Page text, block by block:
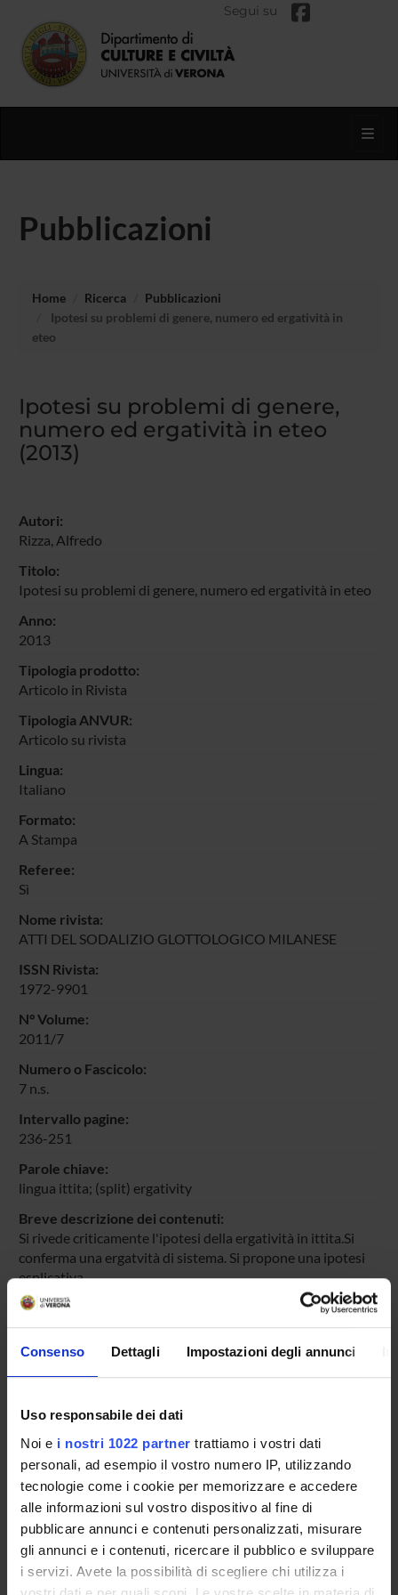
Consenso Dettagli Impostazioni degli annunci
Uso responsabile dei dati
Noi e i nostri 1022 partner trattiamo i vostri dati
personali, ad esempio il vostro numero IP, utilizzando
tecnologie come i cookie per memorizzare e accedere
alle informazioni sul vostro dispositivo al fine di
pubblicare annunci e contenuti personalizzati, misurare
gli annunci e i contenuti, ricercare il pubblico e sviluppare
i servizi. Avete la possibilità di scegliere chi utilizza i
Segui su
Pubblicazioni
Home Ricerca
Pubblicazioni
Ipotesi su problemi di genere, numero ed ergatività in
eteo
Ipotesi su problemi di genere,
numero ed ergatività in eteo
(2013)
Autori:
Rizza, Alfredo
Titolo:
Ipotesi su problemi di genere, numero ed ergatività in eteo
Anno:
2013
Tipologia prodotto:
Articolo in Rivista
Tipologia ANVUR:
Articolo su rivista
Lingua:
Italiano
Formato:
A Stampa
Referee:
Sì
Nome rivista:
ATTI DEL SODALIZIO GLOTTOLOGICO MILANESE
ISSN Rivista:
1972-9901
N° Volume:
2011/7
Numero o Fascicolo:
7 n.s.
Intervallo pagine:
236-251
Parole chiave:
lingua ittita; (split) ergativity
Breve descrizione dei contenuti:
Si rivede criticamente l'ipotesi della ergatività in ittita.Si
conferma una ergatvità di sistema. Si propone una ipotesi
esplicativa
Pagina Web:
http://riviste.unimi.it/index.php/asgm/article/view/3457
Id prodotto:
84259
Handle IRIS:
11562/868577
depositato il:
8 gennaio 2015
ultima modifica:
1 novembre 2022
Citazione bibliografica:
Rizza, Alfredo,Ipotesi su problemi di genere, numero ed